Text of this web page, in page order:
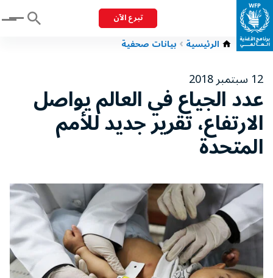
تبرع الآن Menu
الرئيسية بيانات صحفية
12 سبتمبر 2018
عدد الجياع في العالم يواصل
الارتفاع، تقرير جديد للأمم
المتحدة